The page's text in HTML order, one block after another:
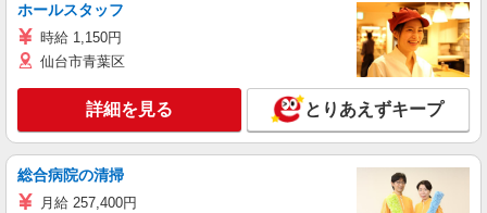
ホールスタッフ
時給 1,150円
仙台市青葉区
詳細を見る とりあえずキープ
総合病院の清掃
月給 257,400円